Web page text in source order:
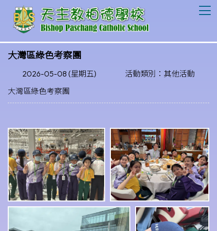
大灣區綠色考察團
2026-05-08 (星期五)
活動類別：其他活動
大灣區綠色考察團